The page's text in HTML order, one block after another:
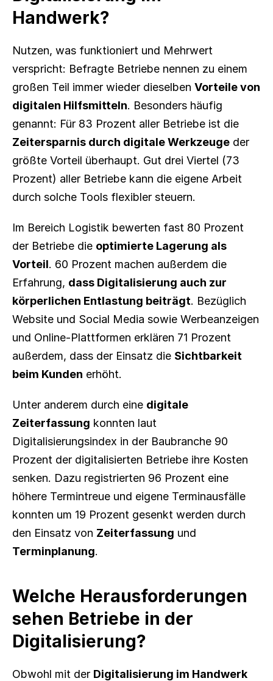
Handwerk?
Nutzen, was funktioniert und Mehrwert
verspricht: Befragte Betriebe nennen zu einem
großen Teil immer wieder dieselben Vorteile von
digitalen Hilfsmitteln. Besonders häufig
Zeitersparnis durch digitale Werkzeuge der
größte Vorteil überhaupt. Gut drei Viertel (73
Prozent) aller Betriebe kann die eigene Arbeit
durch solche Tools flexibler steuern.
Im Bereich Logistik bewerten fast 80 Prozent
der Betriebe die optimierte Lagerung als
Vorteil. 60 Prozent machen außerdem die
Erfahrung, dass Digitalisierung auch zur
körperlichen Entlastung beiträgt. Bezüglich
Website und Social Media sowie Werbeanzeigen
und Online-Plattformen erklären 71 Prozent
außerdem, dass der Einsatz die Sichtbarkeit
beim Kunden erhöht.
Unter anderem durch eine digitale
Zeiterfassung konnten laut
Digitalisierungsindex in der Baubranche 90
Prozent der digitalisierten Betriebe ihre Kosten
senken. Dazu registrierten 96 Prozent eine
höhere Termintreue und eigene Terminausfälle
konnten um 19 Prozent gesenkt werden durch
den Einsatz von Zeiterfassung
Terminplanung.
Welche Herausforderungen
sehen Betriebe in der
Digitalisierung?
Obwohl mit der Digitalisierung im Handwerk